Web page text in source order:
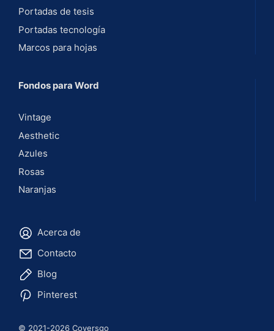
Portadas de tesis
Portadas tecnología
Marcos para hojas
Fondos para Word
Vintage
Aesthetic
Azules
Rosas
Naranjas
Acerca de
Contacto
Blog
Pinterest
© 2021-2026 Coversgo